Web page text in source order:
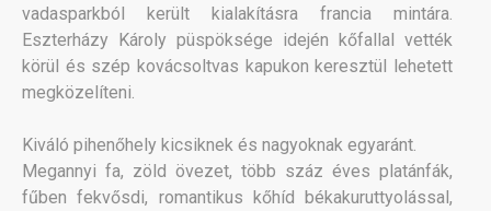
vadasparkból került kialakításra francia mintára.
Eszterházy Károly püspöksége idején kőfallal vették
körül és szép kovácsoltvas kapukon keresztül lehetett
megközelíteni.
Kiváló pihenőhely kicsiknek és nagyoknak egyaránt.
Megannyi fa, zöld övezet, több száz éves platánfák,
fűben fekvősdi, romantikus kőhíd békakuruttyolással,